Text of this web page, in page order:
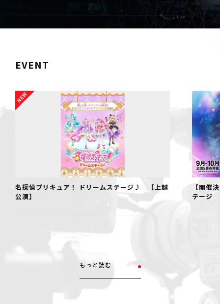
EVENT
名探偵プリキュア！ ドリームステージ♪ 【上越
公演】
【開催
テージ
もっと読む